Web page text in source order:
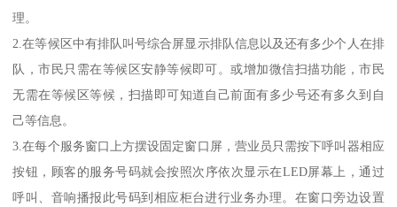
理。
2.在等候区中有排队叫号综合屏显示排队信息以及还有多少个人在排
队，市民只需在等候区安静等候即可。或增加微信扫描功能，市民
无需在等候区等候，扫描即可知道自己前面有多少号还有多久到自
己等信息。
3.在每个服务窗口上方摆设固定窗口屏，营业员只需按下呼叫器相应
按钮，顾客的服务号码就会按照次序依次显示在LED屏幕上，通过
呼叫、音响播报此号码到相应柜台进行业务办理。在窗口旁边设置